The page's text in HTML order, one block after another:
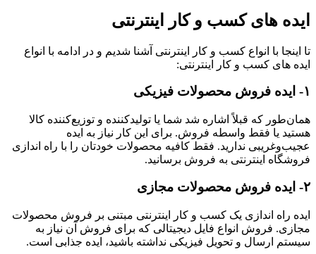
ایده های کسب و کار اینترنتی
تا اینجا با انواع کسب و کار اینترنتی آشنا شدیم و در ادامه با انواع
ایده های کسب و کار اینترنتی:
۱- ایده فروش محصولات فیزیکی
همان‌طور که قبلاً اشاره شد شما یا تولیدکننده و توزیع‌کننده کالا
هستید یا فقط واسطه فروش. برای این کار نیاز به ایده
عجیب‌وغریبی ندارید. فقط کافیه محصولات خودتان را با راه اندازی
فروشگاه اینترنتی به فروش برسانید.
۲- ایده فروش محصولات مجازی
ایده راه اندازی یک کسب و کار اینترنتی مبتنی بر فروش محصولات
مجازی. فروش انواع فایل دیجیتالی که برای فروش آن نیاز به
سیستم ارسال و تحویل فیزیکی نداشته باشید، ایده جذابی است.